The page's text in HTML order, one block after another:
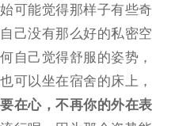
可能觉得那样子有些奇
己没有那么好的私密空
自己觉得舒服的姿势，
可以坐在宿舍的床上，
在心，不再你的外在表